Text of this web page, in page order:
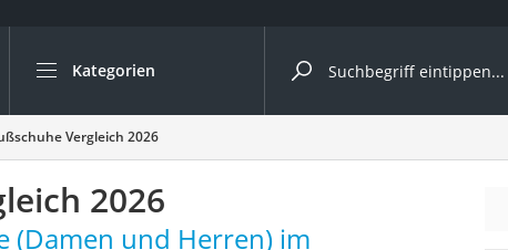
Kategorien
Die beliebtesten Vergleiche nach Kategorie
Mode
Boxershorts
Cellulite-Leggings
Herrensocken
Vergleich 2026
2026
(Damen und Herren) im